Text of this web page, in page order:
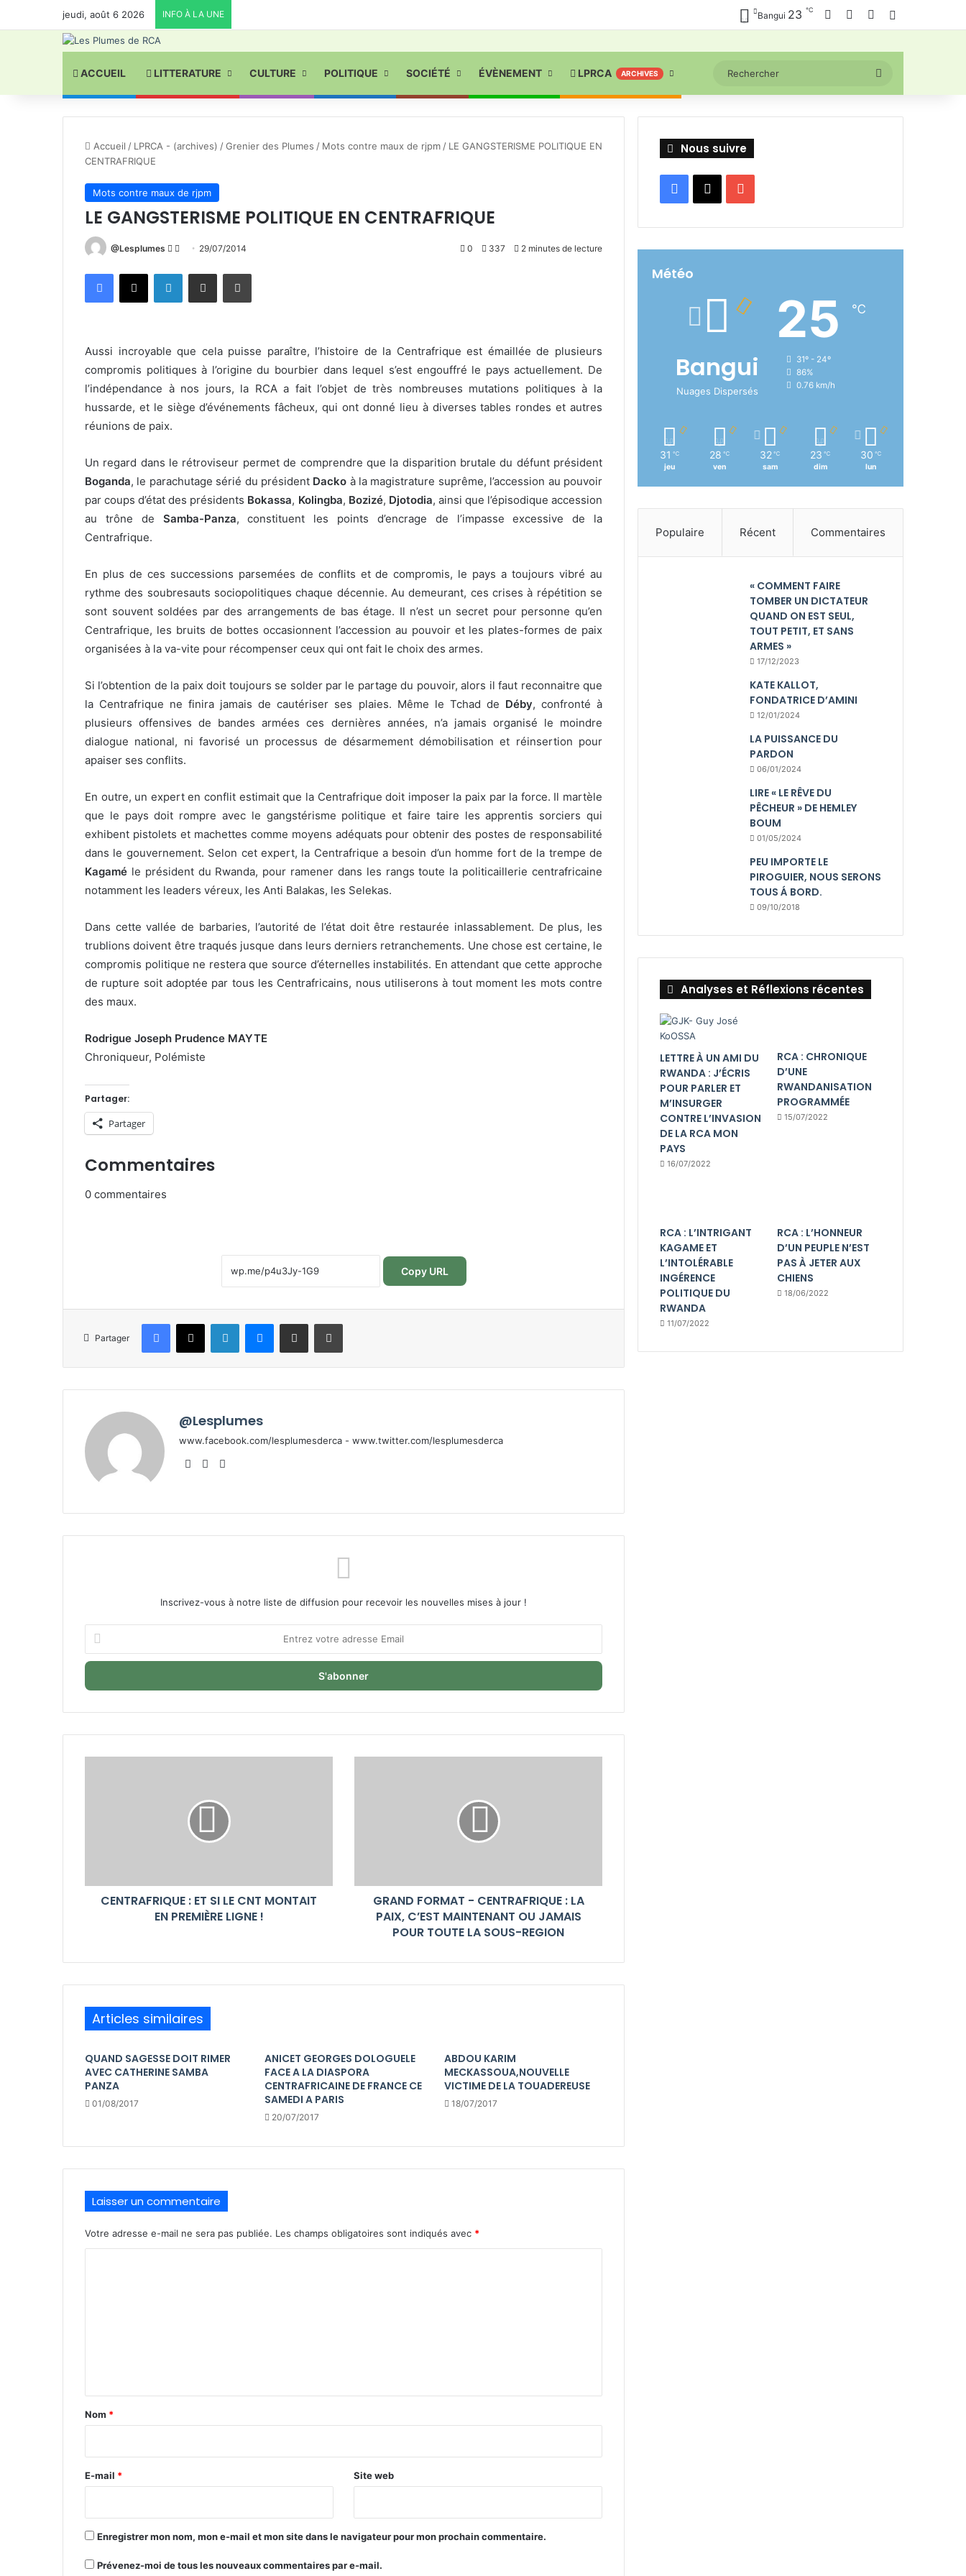
jeudi, août 6 2026 INFO À LA UNE Bangui 23 ℃ Facebook YouTube
ACCUEIL LITTERATURE CULTURE POLITIQUE SOCIÉTÉ ÉVÈNEMENT LPRCA ARCHIVES Rechercher
Accueil / LPRCA - (archives) /Grenier des Plumes / Mots contre maux de rjpm / LE GANGSTERISME POLITIQUE EN
CENTRAFRIQUE
Mots contre maux de rjpm
LE GANGSTERISME POLITIQUE EN CENTRAFRIQUE
@Lesplumes
Follow
Envoyer
courriel
29/07/2014 0 337 2 minutes de lecture
Facebook
X LinkedinPartager par email Imprimer
Aussi incroyable que cela puisse paraître, l’histoire de la Centrafrique est émaillée de plusieurs
compromis politiques à l’origine du bourbier dans lequel s’est engouffré le pays actuellement. De
l’indépendance ànos jours, la RCA a fait l’objet de très nombreuses mutations politiques à la
hussarde, et le siège d’événements fâcheux, qui ont donné lieu à diverses tables rondes et autres
réunions de paix.
Un regard dans le rétroviseur permet de comprendre que la disparition brutale du défunt président
Boganda, le parachutage sérié du président Dacko à la magistrature suprême, l’accession au pouvoir
par coups d’état des présidents Bokassa, Kolingba, Bozizé, Djotodia, ainsi que l’épisodique accession
au trône de Samba-Panza, constituent les points d’encrage de l’impasse excessive de la
Centrafrique.
En plus de ces successions parsemées de conflits et de compromis, le pays a toujours vibré au
rythme des soubresauts sociopolitiques chaque décennie. Au demeurant, ces crises à répétition se
sont souvent soldées par des arrangements de bas étage. Il n’est un secret pour personne qu’en
Centrafrique, les bruits de bottes occasionnent l’accession au pouvoir et les plates-formes de paix
organisées à la va-vite pour récompenser ceux qui ont fait le choix des armes.
Si l’obtention de la paix doit toujours se solder par le partage du pouvoir, alors il faut reconnaitre que
la Centrafrique ne finira jamais de cautériser ses plaies. Même le Tchad de Déby, confronté à
plusieurs offensives de bandes armées ces dernières années, n’a jamais organisé le moindre
dialogue national, ni favorisé un processus de désarmement démobilisation et réinsertion pour
apaiser ses conflits.
En outre, un expert en conflit estimait que la Centrafrique doit imposer la paix par la force. Il martèle
que le pays doit rompre avec le gangstérisme politique et faire taire les apprentis sorciers qui
exhibent pistolets et machettes comme moyens adéquats pour obtenir des postes de responsabilité
dans le gouvernement. Selon cet expert, la Centrafrique a besoin d’un homme fort de la trempe de
Kagamé le président du Rwanda, pour ramener dans les rangs toute la politicaillerie centrafricaine
notamment les leaders véreux, les Anti Balakas, les Selekas.
Dans cette vallée de barbaries, l’autorité de l’état doit être restaurée inlassablement. De plus, les
trublions doivent être traqués jusque dans leurs derniers retranchements. Une chose est certaine, le
compromis politique ne restera que source d’éternelles instabilités. En attendant que cette approche
de rupture soit adoptée par tous les Centrafricains, nous utiliserons à tout moment les mots contre
des maux.
Rodrigue Joseph Prudence MAYTE
Chroniqueur, Polémiste
Partager:
Partager
Commentaires
0 commentaires
Copy URL
Partager
Facebook
X LinkedinMessenger
Partager par email Imprimer
@Lesplumes
www.facebook.com/lesplumesderca - www.twitter.com/lesplumesderca
WebsiteFacebook
Inscrivez-vous à notre liste de diffusion pour recevoir les nouvelles mises à jour !
votre
adresse
CENTRAFRIQUE : ET SI LE CNT MONTAIT
EN PREMIÈRE LIGNE !
GRAND FORMAT - CENTRAFRIQUE : LA
PAIX, C’EST MAINTENANT OU JAMAIS
POUR TOUTE LA SOUS-REGION
Articles similaires
QUAND SAGESSE DOIT RIMER
AVEC CATHERINE SAMBA
PANZA
01/08/2017
ANICET GEORGES DOLOGUELE
FACE A LA DIASPORA
CENTRAFRICAINE DE FRANCE CE
SAMEDI A PARIS
20/07/2017
ABDOU KARIM
MECKASSOUA,NOUVELLE
VICTIME DE LA TOUADEREUSE
18/07/2017
Laisser un commentaire
Votre adresse e-mail ne sera pas publiée. Les champs obligatoires sont indiqués avec *
a
e
Nom *
E-mail * Site web
Enregistrer mon nom, mon e-mail et mon site dans le navigateur pour mon prochain commentaire.
Prévenez-moi de tous les nouveaux commentaires par e-mail.
Nous suivre
Facebook
X
Météo
Bangui
Nuages Dispersés
25 ℃
31º - 24º
86%
0.76 km/h
31 ℃
jeu
28 ℃
ven
32 ℃
sam
23 ℃
dim
30 ℃
lun
Populaire Récent Commentaires
« COMMENT FAIRE
TOMBER UN DICTATEUR
QUAND ON EST SEUL,
TOUT PETIT, ET SANS
ARMES »
17/12/2023
KATE KALLOT,
FONDATRICE D’AMINI
12/01/2024
LA PUISSANCE DU
PARDON
06/01/2024
LIRE « LE RÊVE DU
PÊCHEUR » DE HEMLEY
BOUM
01/05/2024
PEU IMPORTE LE
PIROGUIER, NOUS SERONS
TOUS Á BORD.
09/10/2018
Analyses et Réflexions récentes
LETTRE À UN AMI DU
RWANDA : J’ÉCRIS
POUR PARLER ET
M’INSURGER
CONTRE L’INVASION
DE LA RCA MON
PAYS
16/07/2022
RCA : CHRONIQUE
D’UNE
RWANDANISATION
PROGRAMMÉE
15/07/2022
RCA : L’INTRIGANT
KAGAME ET
L’INTOLÉRABLE
INGÉRENCE
POLITIQUE DU
RWANDA
11/07/2022
RCA : L’HONNEUR
D’UN PEUPLE N’EST
PAS À JETER AUX
CHIENS
18/06/2022